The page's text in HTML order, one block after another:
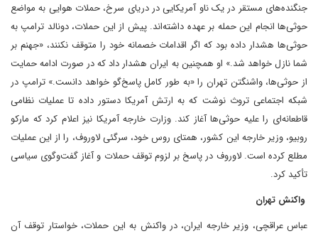
جنگنده‌های مستقر در یک ناو آمریکایی در دریای سرخ، حملات هوایی به مواضع
حوثی‌ها انجام این حمله بر عهده داشته‌اند. پیش از این حملات، دونالد ترامپ به
حوثی‌ها هشدار داده بود که اگر اقدامات خصمانه خود را متوقف نکنند، «جهنم بر
شما نازل خواهد شد.» او همچنین به ایران هشدار داد که در صورت ادامه حمایت
از حوثی‌ها، واشنگتن تهران را «به طور کامل پاسخ‌گو خواهد دانست.» ترامپ در
شبکه اجتماعی تروث نوشت که به ارتش آمریکا دستور داده تا عملیات نظامی
قاطعانه‌ای را علیه حوثی‌ها آغاز کند. وزارت خارجه آمریکا نیز اعلام کرد که مارکو
روبیو، وزیر خارجه این کشور، همتای روس خود، سرگئی لاوروف، را از این عملیات
مطلع کرده است. لاوروف در پاسخ بر لزوم توقف حملات و آغاز گفت‌وگوی سیاسی
تأکید کرد.
واکنش تهران
عباس عراقچی، وزیر خارجه ایران، در واکنش به این حملات، خواستار توقف آن